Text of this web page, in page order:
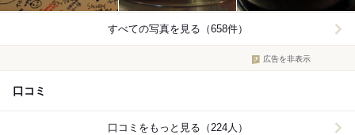
すべての写真を見る（658件）
広告を非表示
口コミ
口コミをもっと見る（224人）